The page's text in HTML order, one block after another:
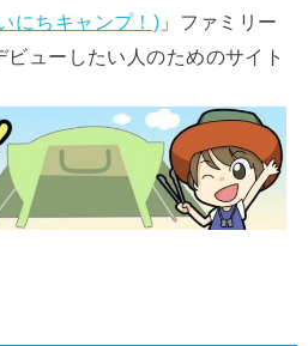
にちキャンプ！) 」ファミリー
ューしたい人のためのサイト